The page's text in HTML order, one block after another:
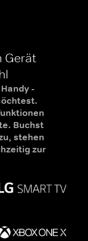
Gerät
-
Buchst
stehen
zur